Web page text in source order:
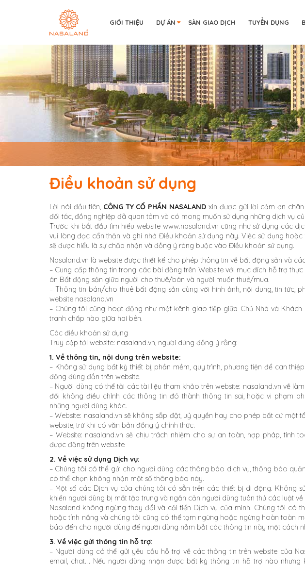
GIỚI THIỆU DỰ ÁN SÀN GIAO DỊCH TUYỂN DỤNG
Điều khoản sử dụng
Lời nói đầu tiên, CÔNG TY CỔ PHẦN NASALAND xin được gửi lời cảm ơn
đối tác, đồng nghiệp đã quan tâm và có mong muốn sử dụng những dịch vụ
Trước khi bắt đầu tìm hiểu website www.nasaland.vn cũng như sử dụng các
vui lòng đọc cẩn thận và ghi nhớ Điều khoản sử dụng này. Việc sử dụng
sẽ được hiểu là sự chấp nhận và đồng ý ràng buộc vào Điều khoản sử dụng.
Nasaland.vn là website được thiết kế cho phép thông tin về bất động sản và
– Cung cấp thông tin trong các bài đăng trên Website với mục đích hỗ trợ
án Bất động sản giữa người cho thuê/bán và người muốn thuê/mua.
– Thông tin bán/cho thuê bất động sản cùng với hình ảnh, nội dung, tin tức,
website nasaland.vn
– Chúng tôi cũng hoạt động như một kênh giao tiếp giữa Chủ Nhà và
tranh chấp nào giữa hai bên.
Các điều khoản sử dụng
Truy cập tới website: nasaland.vn, người dùng đồng ý rằng:
1. Về thông tin, nội dung trên website:
– Không sử dụng bất kỳ thiết bị, phần mềm, quy trình, phương tiện để can
động đúng đắn trên website.
– Người dùng có thể tải các tài liệu tham khảo trên website: nasaland.vn về
đối không điều chỉnh các thông tin đó thành thông tin sai, hoặc vi phạm
những người dùng khác.
– Website: nasaland.vn sẽ không sắp đặt, uỷ quyền hay cho phép bất cứ một
website, trừ khi có văn bản đồng ý chính thức.
– Website: nasaland.vn sẽ chịu trách nhiệm cho sự an toàn, hợp pháp, tính
được đăng trên website
2. Về việc sử dụng Dịch vụ:
– Chúng tôi có thể gửi cho người dùng các thông báo dịch vụ, thông báo
có thể chọn không nhận một số thông báo này.
– Một số các Dịch vụ của chúng tôi có sẵn trên các thiết bị di động. Không
khiến người dùng bị mất tập trung và ngăn cản người dùng tuân thủ các luật
Nasaland không ngừng thay đổi và cải tiến Dịch vụ của mình. Chúng tôi có
hoặc tính năng và chúng tôi cũng có thể tạm ngừng hoặc ngừng hoàn toàn
báo đến cho người dùng để người dùng nắm bắt các thông tin này một cách
3. Về việc gửi thông tin hỗ trợ:
– Người dùng có thể gửi yêu cầu hỗ trợ về các thông tin trên website của
email, chat…. Nếu người dùng nhận được bất kỳ thông tin hỗ trợ nào